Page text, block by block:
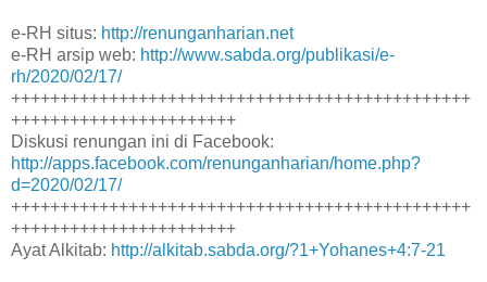
e-RH situs: http://renunganharian.net
e-RH arsip web: http://www.sabda.org/publikasi/e-
rh/2020/02/17/
+++++++++++++++++++++++++++++++++++++++++++++++
+++++++++++++++++++++++
Diskusi renungan ini di Facebook:
http://apps.facebook.com/renunganharian/home.php?
d=2020/02/17/
+++++++++++++++++++++++++++++++++++++++++++++++
+++++++++++++++++++++++
Ayat Alkitab: http://alkitab.sabda.org/?1+Yohanes+4:7-21